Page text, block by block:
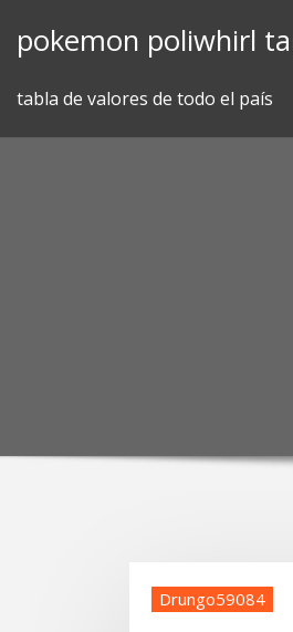
pokemon poliwhirl
tabla de valores de todo el país
Drungo59084